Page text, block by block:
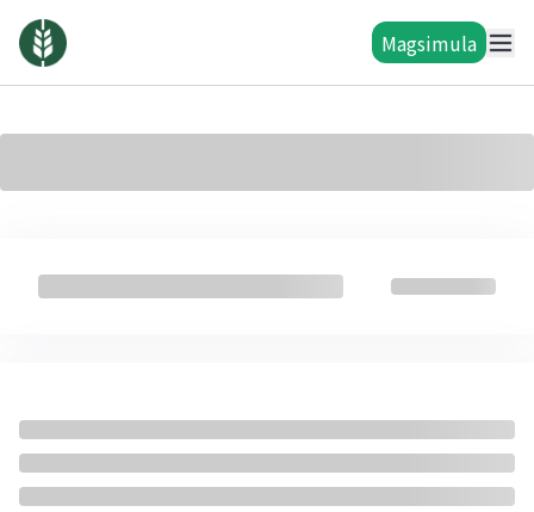
Magsimula